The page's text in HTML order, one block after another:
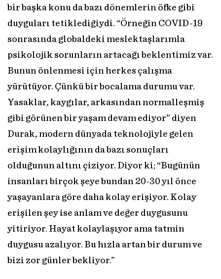
bir başka konu da bazı dönemlerin öfke gibi
duyguları tetiklediğiydi. “Örneğin COVID-19
sonrasında globaldeki meslektaşlarımla
psikolojik sorunların artacağı beklentimiz var.
Bunun önlenmesi için herkes çalışma
yürütüyor. Çünkü bir bocalama durumu var.
Yasaklar, kaygılar, arkasından normalleşmiş
gibi görünen bir yaşam devam ediyor” diyen
Durak, modern dünyada teknolojiyle gelen
erişim kolaylığının da bazı sonuçları
olduğunun altını çiziyor. Diyor ki; “Bugünün
insanları birçok şeye bundan 20-30 yıl önce
yaşayanlara göre daha kolay erişiyor. Kolay
erişilen şey ise anlam ve değer duygusunu
yitiriyor. Hayat kolaylaşıyor ama tatmin
duygusu azalıyor. Bu hızla artan bir durum ve
bizi zor günler bekliyor.”